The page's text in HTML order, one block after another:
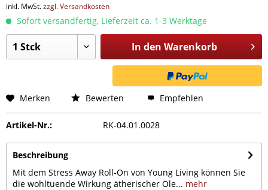
inkl. MwSt.zzgl. Versandkosten
Sofort versandfertig, Lieferzeit ca. 1-3 Werktage
In den Warenkorb
Merken Bewerten Empfehlen
Artikel-Nr.: RK-04.01.0028
Beschreibung
Mit dem Stress Away Roll-On von Young Living können Sie
die wohltuende Wirkung ätherischer Öle... mehr